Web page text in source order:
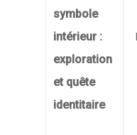
symbole
intérieur :
exploration
et quête
identitaire